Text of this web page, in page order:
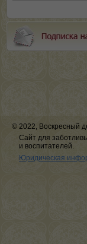
© 2022, Воскресный
Сайт для
и воспитателей.
Юридическая